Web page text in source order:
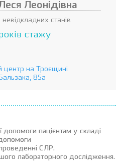
Леонідівна
станів
стажу
центр на Троєщині
85а
допомоги пацієнтам у складі
СЛР.
лабораторного дослідження.